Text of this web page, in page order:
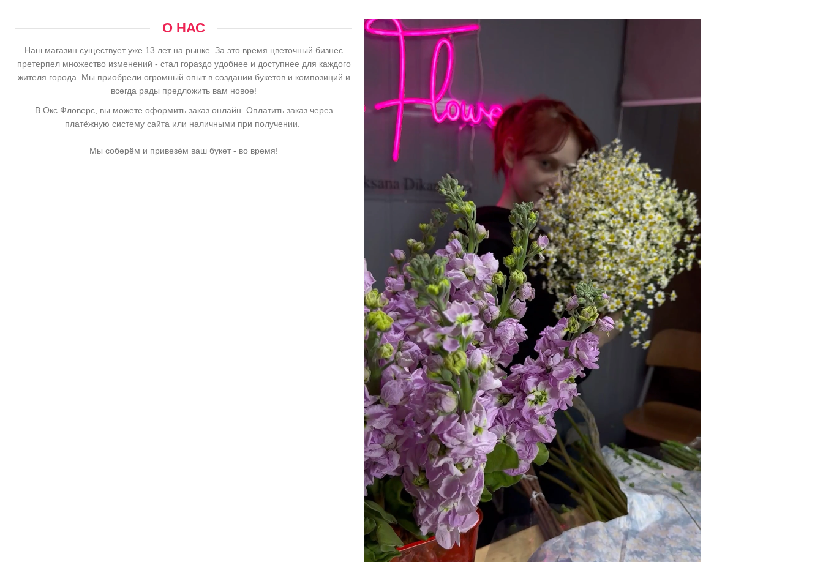
О НАС
Наш магазин существует уже 13 лет на рынке. За это время цветочный бизнес
претерпел множество изменений - стал гораздо удобнее и доступнее для каждого
жителя города. Мы приобрели огромный опыт в создании букетов и композиций и
всегда рады предложить вам новое!
В Окс.Фловерс, вы можете оформить заказ онлайн. Оплатить заказ через
платёжную систему сайта или наличными при получении.
Мы соберём и привезём ваш букет - во время!